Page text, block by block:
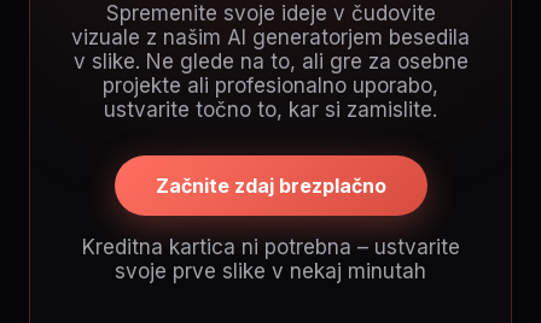
Spremenite svoje ideje v čudovite
vizuale z našim AI generatorjem besedila
v slike. Ne glede na to, ali gre za osebne
projekte ali profesionalno uporabo,
ustvarite točno to, kar si zamislite.
Začnite zdaj brezplačno
Kreditna kartica ni potrebna – ustvarite
svoje prve slike v nekaj minutah